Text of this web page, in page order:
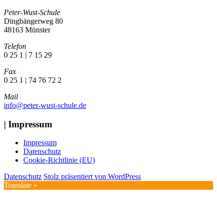
Peter-Wust-Schule
Dingbängerweg 80
48163 Münster
Telefon
0 25 1 | 7 15 29
Fax
0 25 1 | 74 76 72 2
Mail
info@peter-wust-schule.de
| Impressum
Impressum
Datenschutz
Cookie-Richtlinie (EU)
Datenschutz Stolz präsentiert von WordPress
Translate »